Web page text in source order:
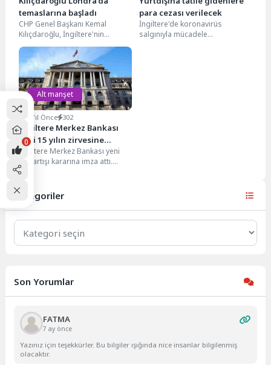
temaslarına başladı
CHP Genel Başkanı Kemal
Kılıçdaroğlu, İngiltere'nin
başkenti Londra'da yeni nesil
teknoloji yatırımı yapan şirket
yöneticileriyle...
para cezası verilecek
İngiltere'de koronavirüs
salgınıyla mücadele
Alt manşet
3 Yıl Önce 302
İngiltere Merkez Bankası
faizi 15 yılın zirvesine
çıkardı
İngiltere Merkez Bankası yeni
faiz artışı kararına imza attı.
Banka politika faizini 25 baz
Kategoriler
Kategoriler
Son Yorumlar
FATMA
7 ay önce
Yazınız için teşekkürler. Bu bilgiler ışığında nice insanlar bilgilenmiş
olacaktır.
0